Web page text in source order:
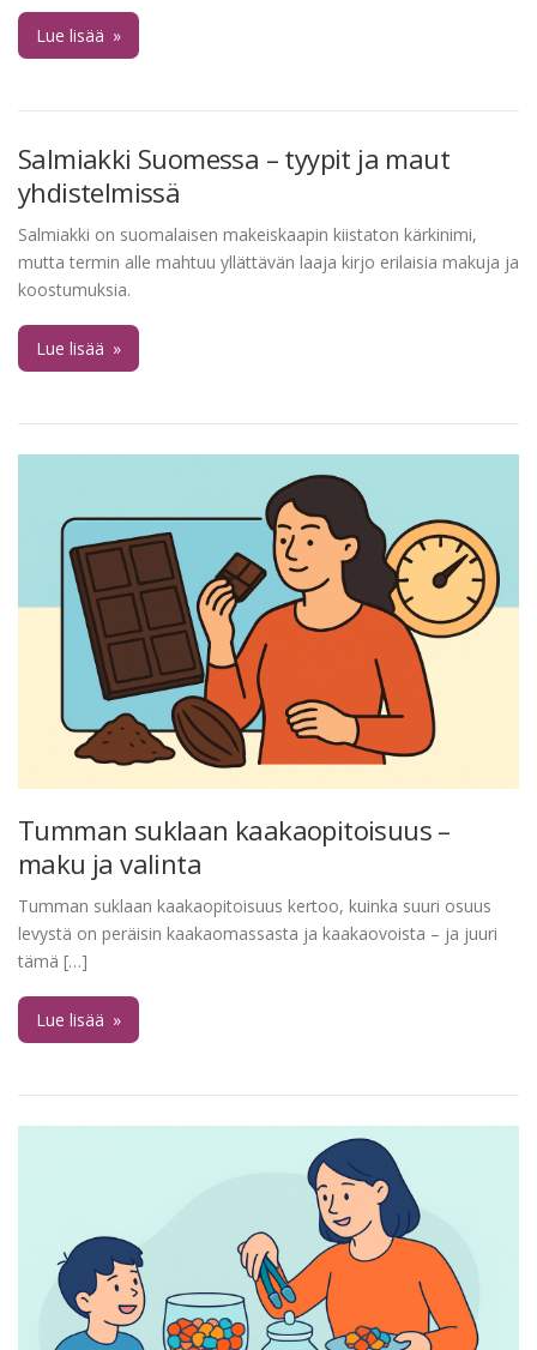
Lue lisää »
Salmiakki Suomessa – tyypit ja maut
yhdistelmissä
Salmiakki on suomalaisen makeiskaapin kiistaton kärkinimi,
mutta termin alle mahtuu yllättävän laaja kirjo erilaisia makuja ja
koostumuksia.
Lue lisää »
Tumman suklaan kaakaopitoisuus –
maku ja valinta
Tumman suklaan kaakaopitoisuus kertoo, kuinka suuri osuus
levystä on peräisin kaakaomassasta ja kaakaovoista – ja juuri
tämä […]
Lue lisää »